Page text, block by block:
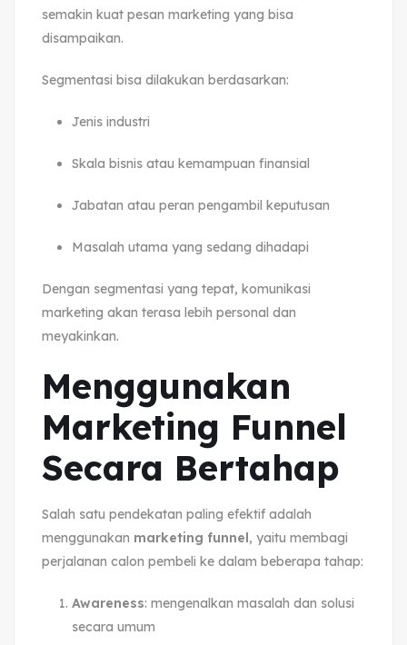
semakin kuat pesan marketing yang bisa
disampaikan.
Segmentasi bisa dilakukan berdasarkan:
Jenis industri
Skala bisnis atau kemampuan finansial
Jabatan atau peran pengambil keputusan
Masalah utama yang sedang dihadapi
Dengan segmentasi yang tepat, komunikasi
marketing akan terasa lebih personal dan
meyakinkan.
Menggunakan
Marketing Funnel
Secara Bertahap
Salah satu pendekatan paling efektif adalah
menggunakan marketing funnel, yaitu membagi
perjalanan calon pembeli ke dalam beberapa tahap:
Awareness: mengenalkan masalah dan solusi
secara umum